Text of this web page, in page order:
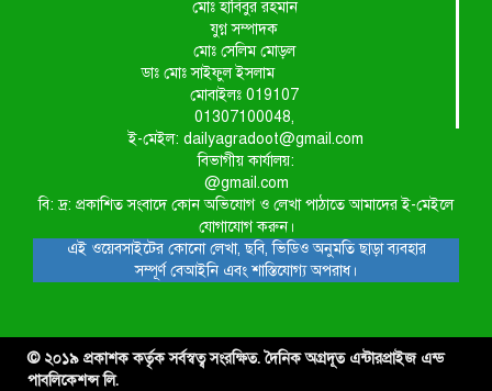
মোঃ হাবিবুর রহমান
যুগ্ন সম্পাদক
মোঃ সেলিম মোড়ল
ডাঃ মোঃ সাইফুল ইসলাম
মোবাইলঃ 019107
01307100048,
ই-মেইল: dailyagradoot@gmail.com
বিভাগীয় কার্যালয়:
@gmail.com
বি: দ্র: প্রকাশিত সংবাদে কোন অভিযোগ ও লেখা পাঠাতে আমাদের ই-মেইলে
যোগাযোগ করুন।
এই ওয়েবসাইটের কোনো লেখা, ছবি, ভিডিও অনুমতি ছাড়া ব্যবহার
সম্পূর্ণ বেআইনি এবং শাস্তিযোগ্য অপরাধ।
© ২০১৯ প্রকাশক কর্তৃক সর্বস্বত্ব সংরক্ষিত. দৈনিক অগ্রদূত এন্টারপ্রাইজ এন্ড
পাবলিকেশন্স লি.